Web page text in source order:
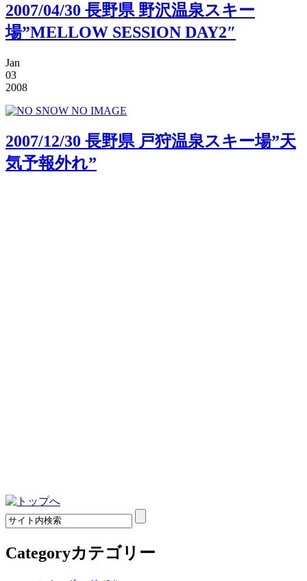
2007/04/30 長野県 野沢温泉スキー
場”MELLOW SESSION DAY2″
Jan
03
2008
2007/12/30 長野県 戸狩温泉スキー場”天
気予報外れ”
Categoryカテゴリー